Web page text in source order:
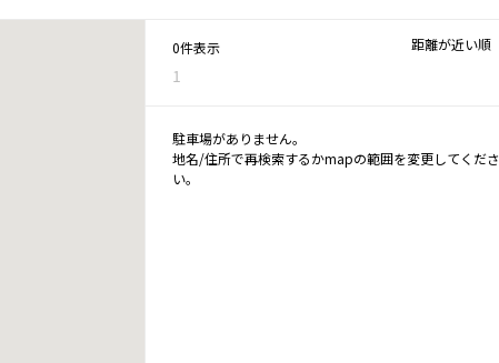
0件表示
1
距離が近い順
駐車場がありません。
地名/住所で再検索するかmapの範囲を変更してくださ
い。